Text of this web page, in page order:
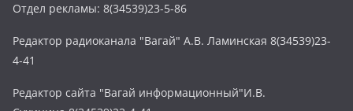
Отдел рекламы: 8(34539)23-5-86
Редактор радиоканала "Вагай" А.В. Ламинская 8(34539)23-
4-41
Редактор сайта "Вагай информационный"И.В.